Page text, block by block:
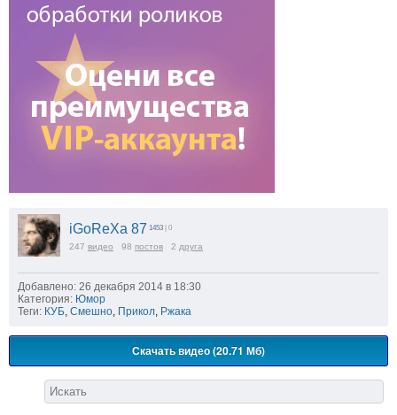
iGoReXa 87 1453 | 0
247 видео 98 постов 2 друга
Добавлено: 26 декабря 2014 в 18:30
Категория: Юмор
Теги: КУБ Смешно Прикол Ржака
Скачать видео (20.71 Мб)